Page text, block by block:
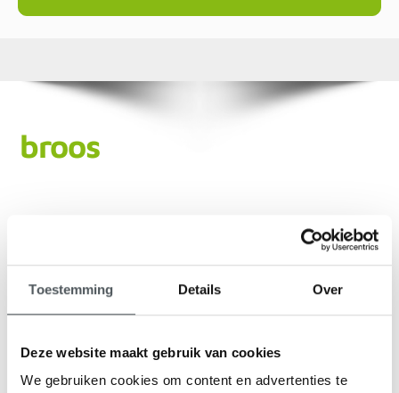
Toestemming Details Over
Deze website maakt gebruik van cookies
We gebruiken cookies om content en advertenties te
broos